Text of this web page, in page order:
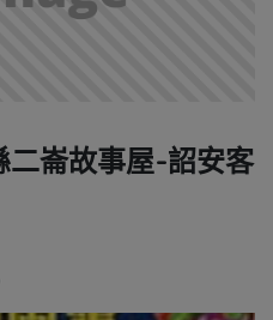
崙故事屋-詔安客